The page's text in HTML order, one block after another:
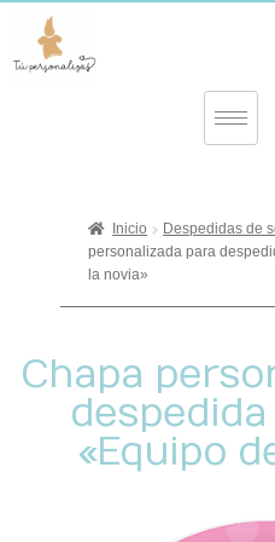
Inicio Despedidas de
personalizada para
la novia»
Chapa
«Equipo